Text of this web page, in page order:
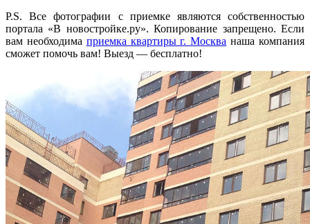
P.S. Все фотографии с приемке являются собственностью
портала «В новостройке.ру». Копирование запрещено. Если
вам необходима приемка квартиры г. Москва наша компания
сможет помочь вам! Выезд — бесплатно!